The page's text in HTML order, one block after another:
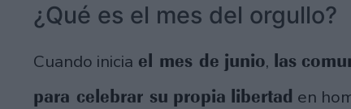
¿Qué es el mes del orgullo?
Cuando inicia el mes de junio, las
para celebrar su propia libertad en